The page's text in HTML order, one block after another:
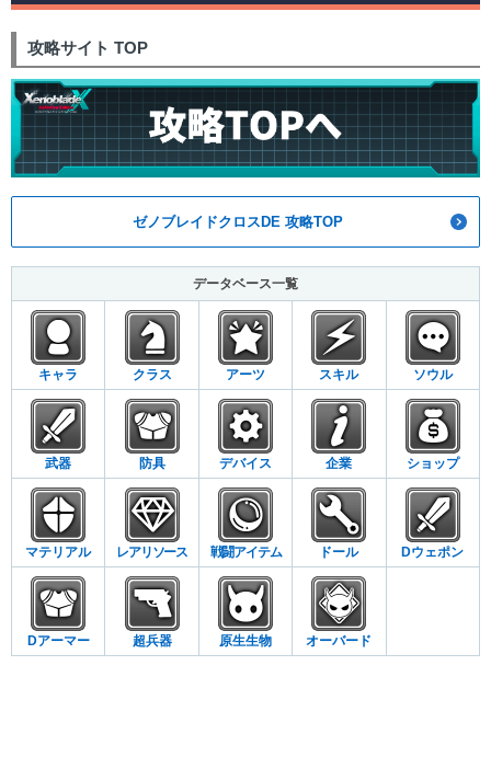
攻略サイト TOP
ゼノブレイドクロスDE 攻略TOP
データベース一覧
キャラ クラス アーツ スキル ソウル
武器 防具 デバイス 企業 ショップ
マテリアル レアリソース 戦闘アイテム ドール Dウェポン
Dアーマー 超兵器 原生生物 オーバード